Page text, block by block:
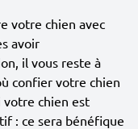
votre chien avec
avoir
il vous reste à
confier votre chien
votre chien est
: ce sera bénéfique